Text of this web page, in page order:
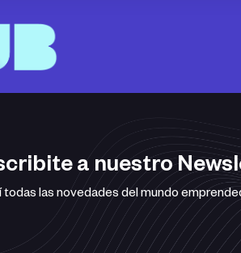
a nuestro
todas las novedades del mundo